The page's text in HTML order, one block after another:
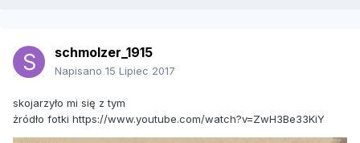
schmolzer_1915
Napisano 15 Lipiec 2017
skojarzyło mi się z tym
żródło fotki https://www.youtube.com/watch?v=ZwH3Be33KiY